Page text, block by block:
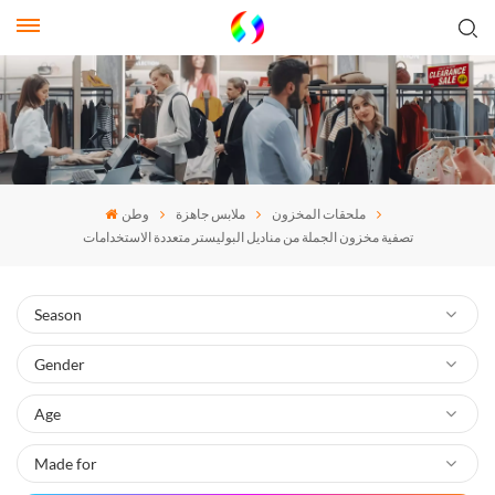
وطن ملابس جاهزة
ملحقات المخزون
تصفية مخزون الجملة من مناديل البوليستر متعددة الاستخدامات